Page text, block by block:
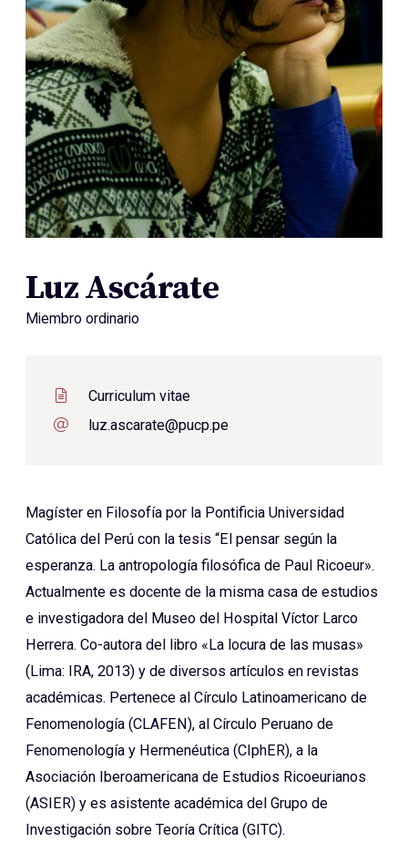
Luz Ascárate
Miembro ordinario
Curriculum vitae
luz.ascarate@pucp.pe
Magíster en Filosofía por la Pontificia Universidad
Católica del Perú con la tesis “El pensar según la
esperanza. La antropología filosófica de Paul Ricoeur».
Actualmente es docente de la misma casa de estudios
e investigadora del Museo del Hospital Víctor Larco
Herrera. Co-autora del libro «La locura de las musas»
(Lima: IRA, 2013) y de diversos artículos en revistas
académicas. Pertenece al Círculo Latinoamericano de
Fenomenología (CLAFEN), al Círculo Peruano de
Fenomenología y Hermenéutica (CIphER), a la
Asociación Iberoamericana de Estudios Ricoeurianos
(ASIER) y es asistente académica del Grupo de
Investigación sobre Teoría Crítica (GITC).